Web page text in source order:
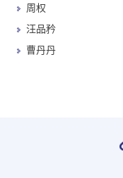
周权
汪品矜
曹丹丹